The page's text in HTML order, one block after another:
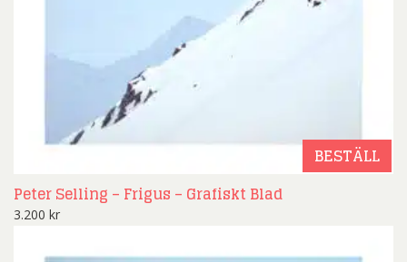
BESTÄLL
Peter Selling – Frigus – Grafiskt Blad
3.200 kr